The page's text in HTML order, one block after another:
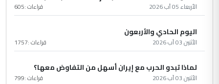
الأربعاء 05 آب 2026 قراءات :605
اليوم الحادي والأربعون
الأثنين 03 آب 2026 قراءات :1757
لماذا تبدو الحرب مع إيران أسهل من التفاوض معها؟
الأثنين 03 آب 2026 قراءات :799